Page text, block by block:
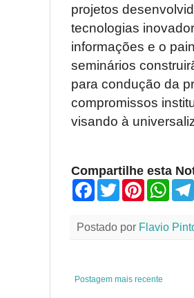
projetos
tecnologias
informações e o
seminários
para condução da
compromissos
visando à
Compartilhe esta
F
b
T
w
P
e
W
Postado por Flavio
Postagem mais recente